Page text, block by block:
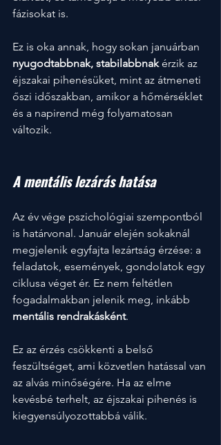
fázisokat is.
Ez is oka annak, hogy sokan januárban
nyugodtabbnak, stabilabbnak érzik az
éjszakai pihenésüket, mint az átmeneti
őszi időszakban, amikor a hőmérséklet
és a napirend még folyamatosan
változik.
A mentális lezárás hatása
Az év vége pszichológiai szempontból
is határvonal. Január elején sokaknál
megjelenik egyfajta lezártság érzése: a
feladatok, események, gondolatok egy
ciklusa véget ér. Ez nem feltétlen
fogadalmakban jelenik meg, inkább
mentális rendrakásként.
Ez az érzés csökkenti a belső
feszültséget, ami közvetlen hatással van
az alvás minőségére. Ha az elme
kevésbé terhelt, az éjszakai pihenés is
kiegyensúlyozottabbá válik.